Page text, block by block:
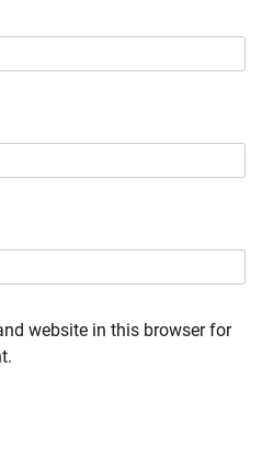
website in this browser for